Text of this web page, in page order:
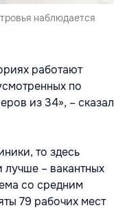
наблюдается
работают
по
из 34», – сказал
то здесь
– вакантных
со средним
79 рабочих мест